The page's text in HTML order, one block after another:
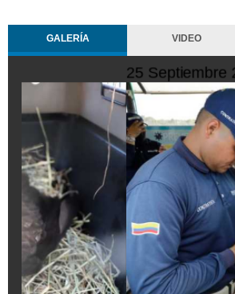
GALERÍA VIDEO
10 Octubre 2022